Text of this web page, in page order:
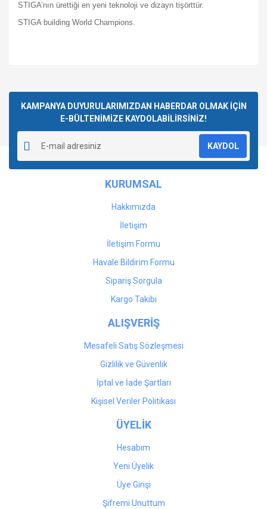
STIGA’nın ürettiği en yeni teknoloji ve dizayn tişörttür.
STIGA building World Champions.
Yorum Yaz
kullanarak tarafımıza iletebilirsiniz.
Görüş ve önerileriniz için teşekkür ederiz.
Ürün resmi kalitesiz, bozuk veya görüntülenemiyor.
Ürün açıklamasında eksik bilgiler bulunuyor.
Ürün bilgilerinde hatalar bulunuyor.
Ürün fiyatı diğer sitelerden daha pahalı.
Gönder
KAMPANYA DUYURULARIMIZDAN HABERDAR OLMAK İÇİN
E-BÜLTENİMİZE KAYDOLABİLİRSİNİZ!
KAYDOL
KURUMSAL
Hakkımızda
İletişim
İletişim Formu
Havale Bildirim Formu
Sipariş Sorgula
Kargo Takibi
ALIŞVERİŞ
Mesafeli Satış Sözleşmesi
Gizlilik ve Güvenlik
İptal ve İade Şartları
Kişisel Veriler Politikası
ÜYELİK
Hesabım
Yeni Üyelik
Üye Girişi
Şifremi Unuttum